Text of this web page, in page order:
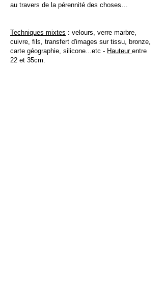
au travers de la pérennité des choses…
Techniques mixtes : velours, verre marbre,
cuivre, fils, transfert d'images sur tissu, bronze,
carte géographie, silicone...etc - Hauteur entre
22 et 35cm.